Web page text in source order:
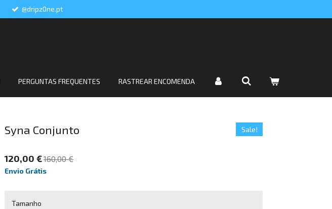
@dripz0ne.pt
PERGUNTAS FREQUENTES RASTREAR ENCOMENDA
Syna Conjunto Sale!
120,00 €160,00 €
Envio Grátis
Tamanho